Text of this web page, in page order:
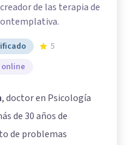
de las terapia de
5
, doctor en Psicología
de 30 años de
de problemas